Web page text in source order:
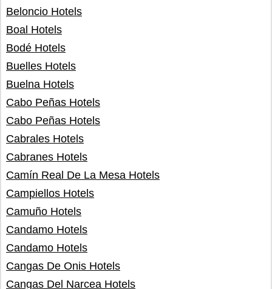
Beloncio Hotels
Boal Hotels
Bodé Hotels
Buelles Hotels
Buelna Hotels
Cabo Peñas Hotels
Cabo Peñas Hotels
Cabrales Hotels
Cabranes Hotels
Camín Real De La Mesa Hotels
Campiellos Hotels
Camuño Hotels
Candamo Hotels
Candamo Hotels
Cangas De Onis Hotels
Cangas Del Narcea Hotels